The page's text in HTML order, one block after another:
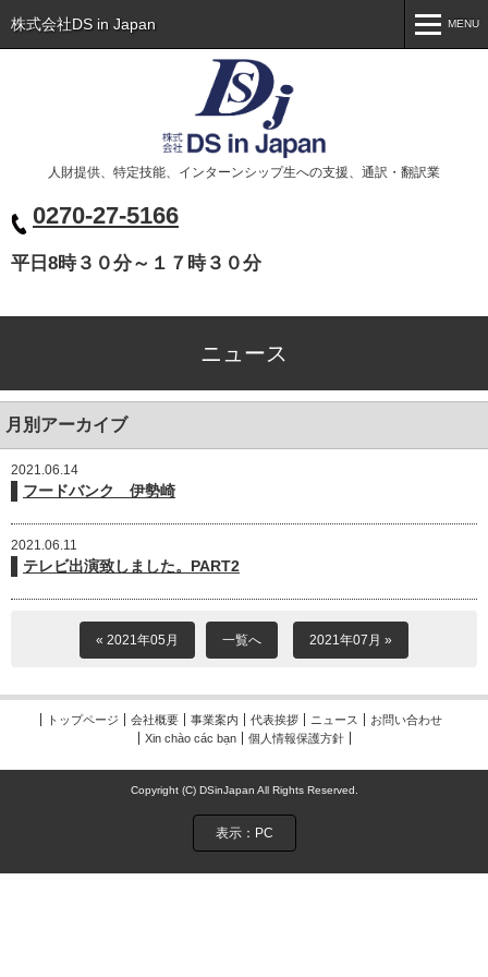
株式会社DS in Japan
人財提供、特定技能、インターンシップ生への支援、通訳・翻訳業
0270-27-5166
平日8時３０分～１７時３０分
MENU
MENU
事業案内Business
Greeting
ニュース
月別アーカイブ
2021.06.14
フードバンク 伊勢崎
2021.06.11
テレビ出演致しました。PART2
« 2021年05月 一覧へ 2021年07月 »
トップページ 会社概要 事業案内 代表挨拶 ニュース
お問い合わせ
Xin chào các bạn
個人情報保護方針
Copyright (C) DSinJapan All Rights Reserved.
表示：PC